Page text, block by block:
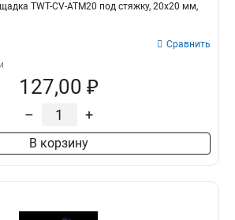
TWT-CV-ATM20 под стяжку, 20х20 мм,
Сравнить
127,00 ₽
– +
В корзину